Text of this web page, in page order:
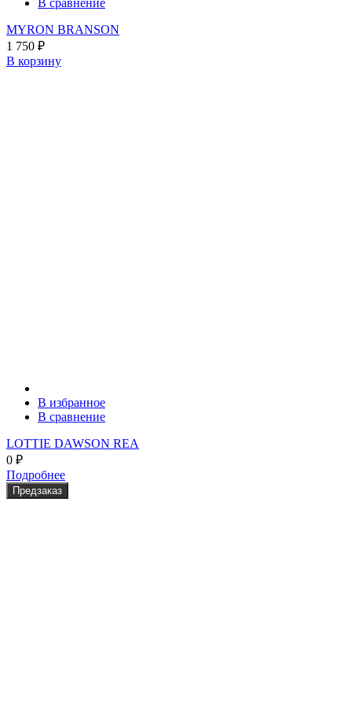
В сравнение
MYRON BRANSON
1 750 ₽
В корзину
В избранное
В сравнение
LOTTIE DAWSON REA
0 ₽
Подробнее
Предзаказ